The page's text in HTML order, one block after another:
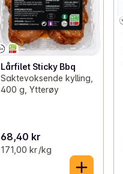
Lårfilet Sticky Bbq
Saktevoksende kylling,
400 g, Ytterøy
68,40 kr
171,00 kr /kg